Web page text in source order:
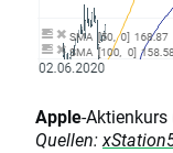
Apple-Aktienkurs
Quellen: